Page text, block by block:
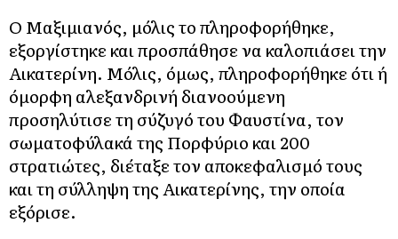
Ο Μαξιμιανός, μόλις το πληροφορήθηκε,
εξοργίστηκε και προσπάθησε να καλοπιάσει την
Αικατερίνη. Μόλις, όμως, πληροφορήθηκε ότι ή
όμορφη αλεξανδρινή διανοούμενη
προσηλύτισε τη σύζυγό του Φαυστίνα, τον
σωματοφύλακά της Πορφύριο και 200
στρατιώτες, διέταξε τον αποκεφαλισμό τους
και τη σύλληψη της Αικατερίνης, την οποία
εξόρισε.